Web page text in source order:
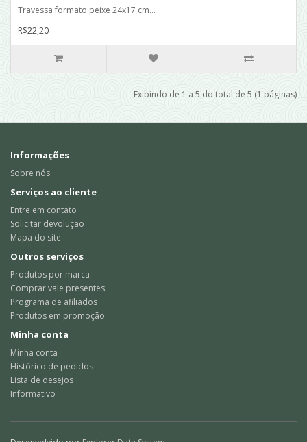
Travessa formato peixe 24x17 cm...
R$22,20
Exibindo de 1 a 5 do total de 5 (1 páginas)
Informações
Sobre nós
Serviços ao cliente
Entre em contato
Solicitar devolução
Mapa do site
Outros serviços
Produtos por marca
Comprar vale presentes
Programa de afiliados
Produtos em promoção
Minha conta
Minha conta
Histórico de pedidos
Lista de desejos
Informativo